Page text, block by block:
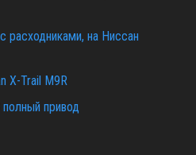
расходниками, на Ниссан
X-Trail M9R
привод